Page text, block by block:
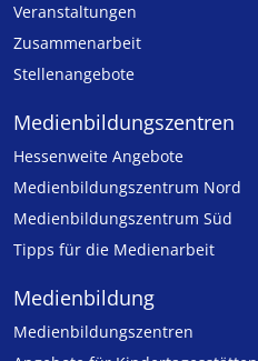
Veranstaltungen
Zusammenarbeit
Stellenangebote
Medien­bildungs­zentren
Hessenweite Angebote
Medienbildungszentrum Nord
Medienbildungszentrum Süd
Tipps für die Medienarbeit
Medienbildung
Medien­bildungs­zentren